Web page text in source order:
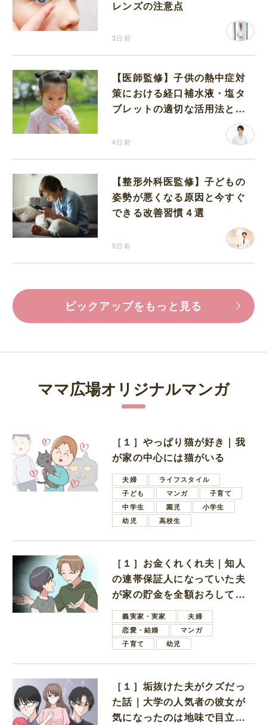
レンズの注意点
3日前
【医師監修】子供の熱中症対
策における経口補水液・塩タ
ブレットの適切な活用法と水
4日前
【整形外科医監修】子どもの
姿勢が悪くなる原因と今すぐ
できる改善習慣４選
5日前
ピックアップをもっと見る
ママ広場オリジナルマンガ
［１］やっぱり猫が好き｜我
が家の中心には猫がいる
夫婦
ライフスタイル
子ども
マンガ
子育て
中学生
園児
小学生
幼児
高校生
［１］お金くれくれ夫｜知人
の連帯保証人になっていた夫
が家の貯金を全額おろしてほ
しいと言ってきた
義実家・実家
夫婦
恋愛・結婚
マンガ
子育て
幼児
［１］垢抜けた夫がクズだっ
た話｜大学の人気者の彼女が
気になったのは地味で目立た